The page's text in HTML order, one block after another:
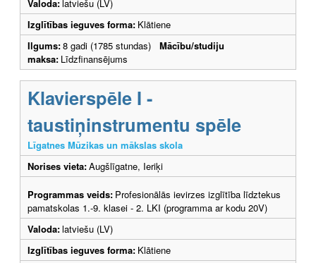
Valoda:latviešu (LV)
Izglītības ieguves forma: Klātiene
Ilgums:8 gadi (1785 stundas) Mācību/studiju
maksa: Līdzfinansējums
Klavierspēle I -
taustiņinstrumentu spēle
Līgatnes Mūzikas un mākslas skola
Norises vieta:Augšlīgatne, Ieriķi
Programmas veids: Profesionālās ievirzes izglītība līdztekus
pamatskolas 1.-9. klasei - 2. LKI (programma ar kodu 20V)
Valoda:latviešu (LV)
Izglītības ieguves forma: Klātiene